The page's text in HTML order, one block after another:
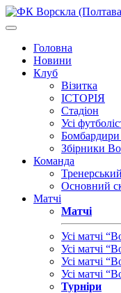
Головна
Новини
Клуб
Візитка
ІСТОРІЯ
Стадіон
Усі
Збірники
Команда
Основний
Матчі
Матчі
Усі матчі
Усі матчі
Усі матчі
Усі матчі
Турніри